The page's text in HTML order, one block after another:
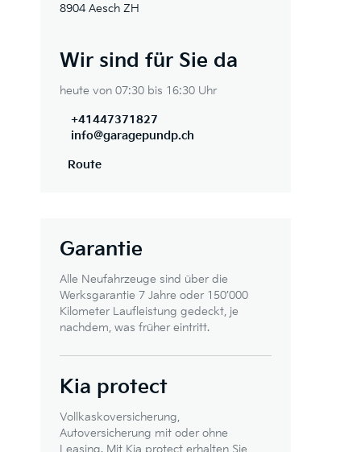
8904 Aesch ZH
Wir sind für Sie da
heute von 07:30 bis 16:30 Uhr
+41447371827
info@garagepundp.ch
Route
Garantie
Alle Neufahrzeuge sind über die
Werksgarantie 7 Jahre oder 150’000
Kilometer Laufleistung gedeckt, je
nachdem, was früher eintritt.
Kia protect
Vollkaskoversicherung,
Autoversicherung mit oder ohne
Leasing. Mit Kia protect erhalten Sie